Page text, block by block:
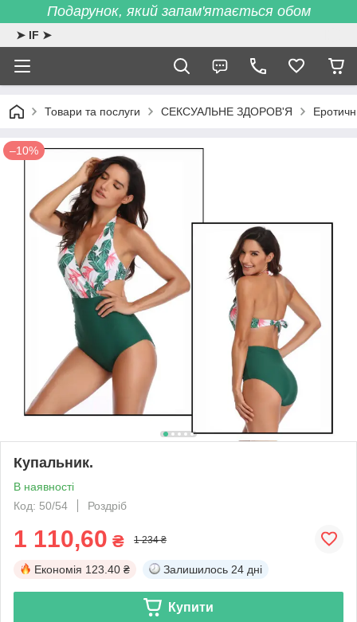
Подарунок, який запам'ятається обом
➤ IF ➤
Товари та послуги СЕКСУАЛЬНЕ ЗДОРОВ'Я
–10%
Купальник.
В наявності
Код: 50/54
Роздріб
1 110,60 ₴ 1 234 ₴
Економія 123.40 ₴ Залишилось 24 дні
Купити